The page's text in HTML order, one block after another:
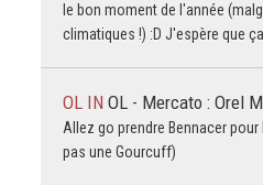
le bon moment de l'année
climatiques !) :D J'espère que
OL IN OL - Mercato : Orel
Allez go prendre Bennacer pour
pas une Gourcuff)